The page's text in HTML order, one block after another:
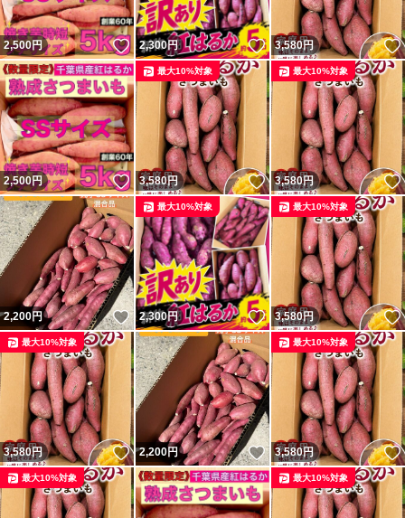
2,500円 いいね！
2,300円 いいね！
3,580円
2,500円 いいね！
3,580円 いいね！
最大10%対象
3,580円
最大10%対象
2,200円 いいね！
2,300円 いいね！
最大10%対象
3,580円
最大10%対象
3,580円 いいね！
最大10%対象
2,200円 いいね！
3,580円
最大10%対象
最大10%対象 最大10%対象